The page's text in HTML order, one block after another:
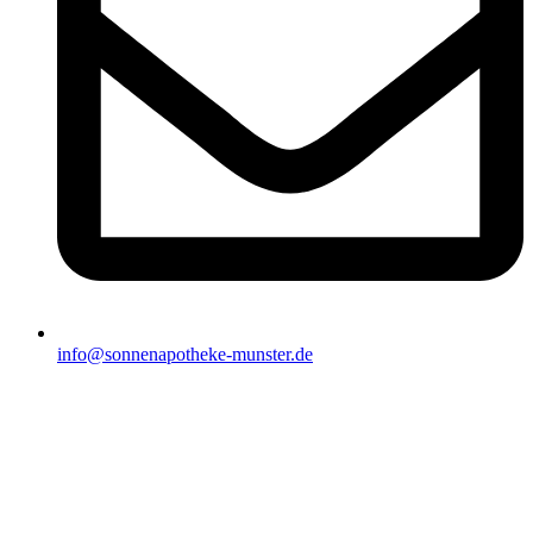
info@sonnenapotheke-munster.de